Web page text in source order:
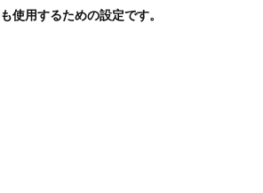
用するための設定です。